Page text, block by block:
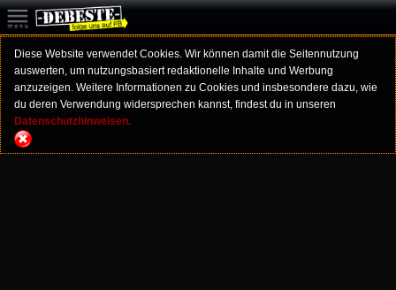
Diese Website verwendet Cookies. Wir können damit die Seitennutzung
auswerten, um nutzungsbasiert redaktionelle Inhalte und Werbung
anzuzeigen. Weitere Informationen zu Cookies und insbesondere dazu, wie
du deren Verwendung widersprechen kannst, findest du in unseren
Datenschutzhinweisen.